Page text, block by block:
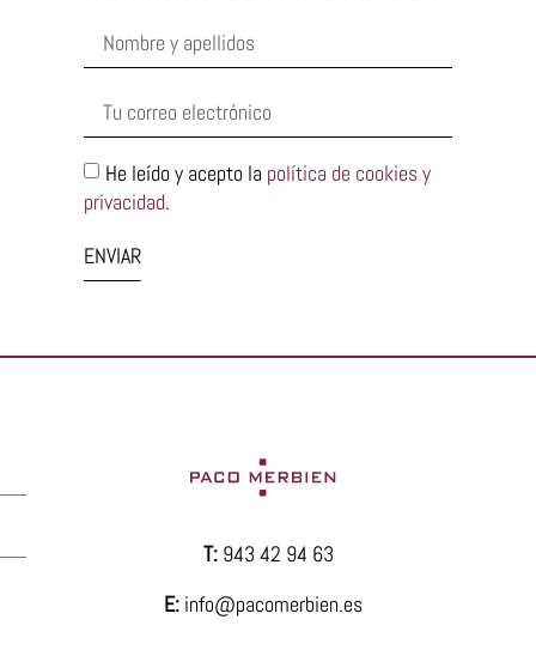
He leído y acepto la política de cookies y
privacidad.
ENVIAR
T: 943 42 94 63
E: info@pacomerbien.es